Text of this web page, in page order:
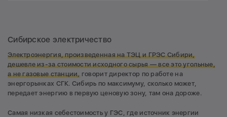
Сибирское электричество
Электроэнергия, произведенная на ТЭЦ и ГРЭС Сибири,
дешевле из-за стоимости исходного сырья — все это угольные,
а не газовые станции,говорит директор по работе на
энергорынках СГК. Сибирь по максимуму, сколько может,
передает энергию в первую ценовую зону, там она дороже.
Самая низкая себестоимость у ГЭС, где источник энергии